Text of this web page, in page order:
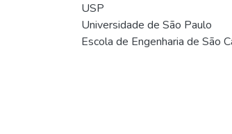
USP
Universidade de São Paulo
Escola de Engenharia de São